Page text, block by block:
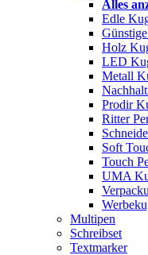
Alles
Edle
Holz
LED
Metall
Prodir
Ritter
Soft
Touch
UMA
Multipen
Schreibset
Textmarker